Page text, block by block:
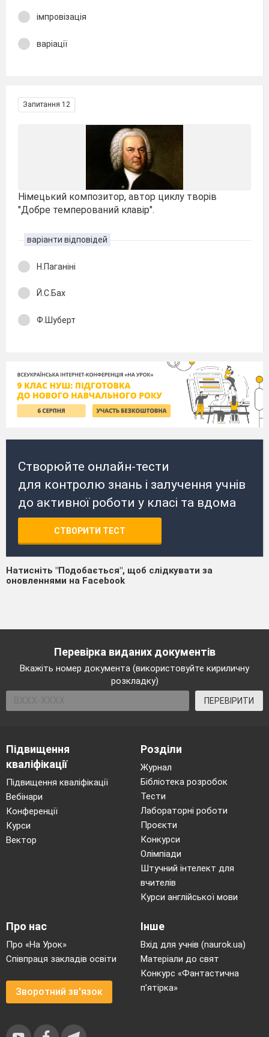
імпровізація
варіації
Запитання 12
Німецький композитор, автор циклу творів
"Добре темперований клавір".
варіанти відповідей
Н.Паганіні
Й.С.Бах
Ф.Шуберт
Створюйте онлайн-тести
для контролю знань і залучення учнів
до активної роботи у класі та вдома
СТВОРИТИ ТЕСТ
Натисніть "Подобається", щоб слідкувати за
оновленнями на Facebook
Перевірка виданих документів
Вкажіть номер документа (використовуйте кириличну
розкладку)
ПЕРЕВІРИТИ
Підвищення
кваліфікації
Підвищення кваліфікації
Вебінари
Конференції
Курси
Вектор
Розділи
Журнал
Бібліотека розробок
Тести
Лабораторні роботи
Проєкти
Конкурси
Олімпіади
Штучний інтелект для
вчителів
Курси англійської мови
Про нас
Про «На Урок»
Співпраця закладів освіти
Зворотний зв'язок
Інше
Вхід для учнів (naurok.ua)
Матеріали до свят
Конкурс «Фантастична
п’ятірка»